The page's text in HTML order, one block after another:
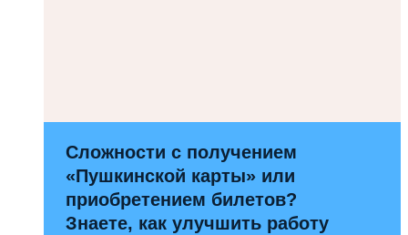
Сложности с получением
«Пушкинской карты» или
приобретением билетов?
Знаете, как улучшить работу